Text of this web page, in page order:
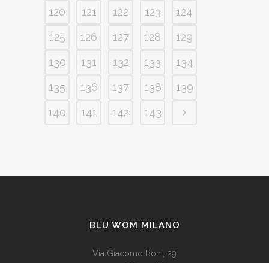
120
121 122 123
124
125
126 127 128
129
130
131 132 133
134
135
136 137 138
139
140
141 142 143
BLU WOM MILANO
Via Giacomo Boni, 29